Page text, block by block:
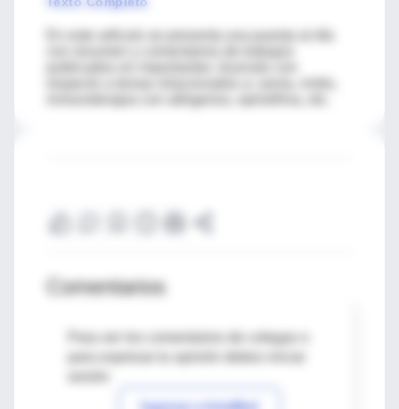
Comentarios
Para ver los comentarios de colegas o
Ingresar a IntraMed